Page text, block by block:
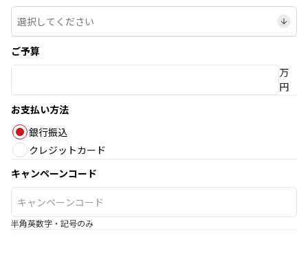
ご予算
万
円
お支払い方法
銀行振込
クレジットカード
キャンペーンコード
半角英数字・記号のみ